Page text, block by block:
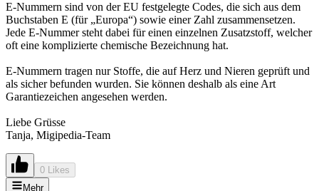
E-Nummern sind von der EU festgelegte Codes, die sich aus dem
Buchstaben E (für „Europa“) sowie einer Zahl zusammensetzen.
Jede E-Nummer steht dabei für einen einzelnen Zusatzstoff, welcher
oft eine komplizierte chemische Bezeichnung hat.
E-Nummern tragen nur Stoffe, die auf Herz und Nieren geprüft und
als sicher befunden wurden. Sie können deshalb als eine Art
Garantiezeichen angesehen werden.
Liebe Grüsse
Tanja, Migipedia-Team
0 Likes
Mehr